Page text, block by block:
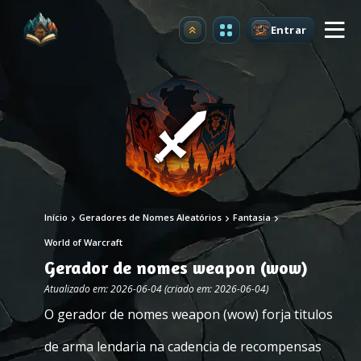
Atualizar Entrar
Início Geradores de Nomes Aleatórios Fantasia
World of Warcraft
Gerador de nomes weapon (wow)
Atualizado em: 2026-06-04 (criado em: 2026-06-04)
O gerador de nomes weapon (wow) forja titulos
de arma lendaria na cadencia de recompensas